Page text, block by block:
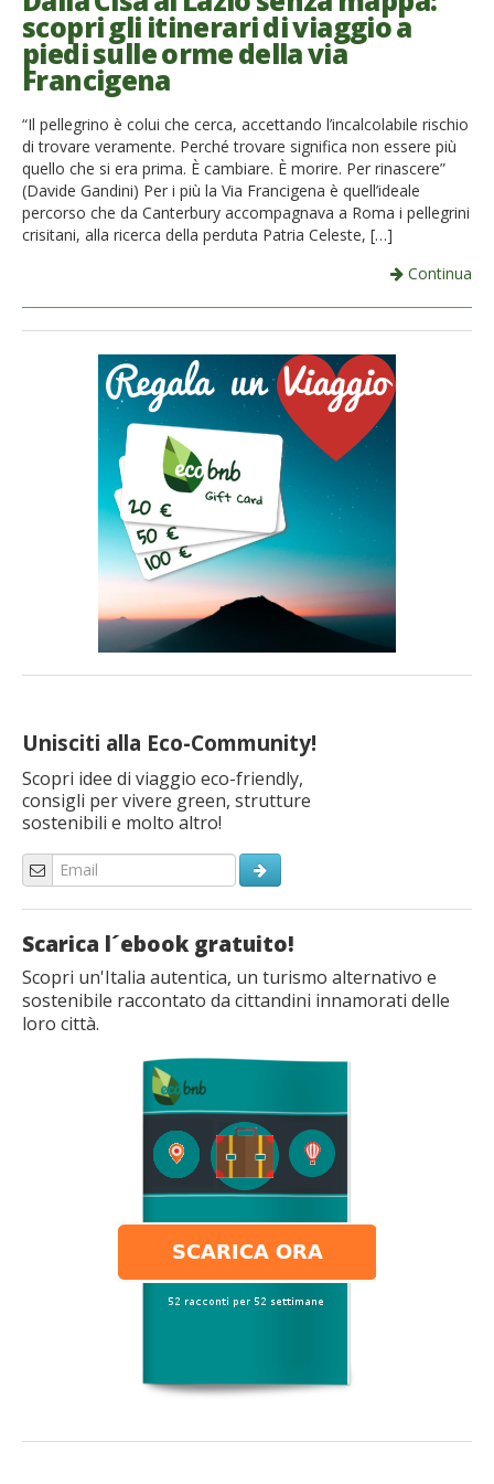
French
Italiano
scopri gli itinerari di viaggio a
piedi sulle orme della via
Francigena
“Il pellegrino è colui che cerca, accettando l’incalcolabile rischio
di trovare veramente. Perché trovare significa non essere più
quello che si era prima. È cambiare. È morire. Per rinascere”
(Davide Gandini) Per i più la Via Francigena è quell’ideale
percorso che da Canterbury accompagnava a Roma i pellegrini
crisitani, alla ricerca della perduta Patria Celeste, […]
Continua
Unisciti alla Eco-Community!
Scopri idee di viaggio eco-friendly,
consigli per vivere green, strutture
sostenibili e molto altro!
Scarica l´ebook gratuito!
Scopri un'Italia autentica, un turismo alternativo e
sostenibile raccontato da cittandini innamorati delle
loro città.